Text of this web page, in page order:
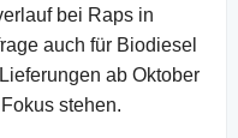
bei Raps in
auch für Biodiesel
ab Oktober
stehen.